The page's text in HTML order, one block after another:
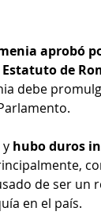
aprobó
de
debe
hubo duros
de ser un
en el país.